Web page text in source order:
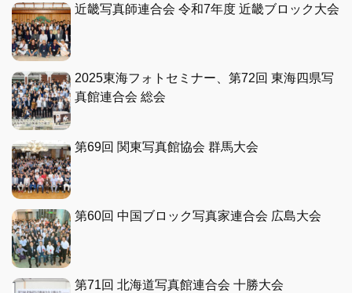
近畿写真師連合会 令和7年度 近畿ブロック大会
2025東海フォトセミナー、第72回 東海四県写
真館連合会 総会
第69回 関東写真館協会 群馬大会
第60回 中国ブロック写真家連合会 広島大会
第71回 北海道写真館連合会 十勝大会